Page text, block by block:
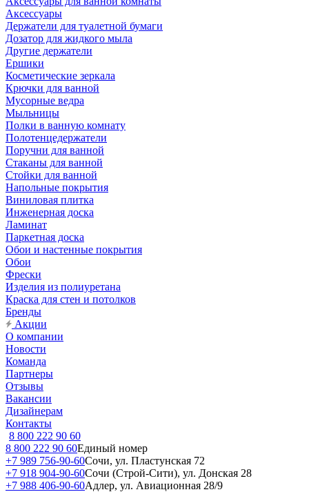
Аксессуары
Держатели для туалетной бумаги
Дозатор для жидкого мыла
Другие держатели
Ершики
Косметические зеркала
Крючки для ванной
Мусорные ведра
Мыльницы
Полки в ванную комнату
Полотенцедержатели
Поручни для ванной
Стаканы для ванной
Стойки для ванной
Напольные покрытия
Виниловая плитка
Инженерная доска
Ламинат
Паркетная доска
Обои и настенные покрытия
Обои
Фрески
Изделия из полиуретана
Краска для стен и потолков
Бренды
Акции
О компании
Новости
Команда
Партнеры
Отзывы
Вакансии
Дизайнерам
Контакты
8 800 222 90 60
8 800 222 90 60Единый номер
+7 989 756-90-60Сочи, ул. Пластунская 72
+7 918 904-90-60Сочи (Строй-Сити), ул. Донская 28
+7 988 406-90-60Адлер, ул. Авиационная 28/9